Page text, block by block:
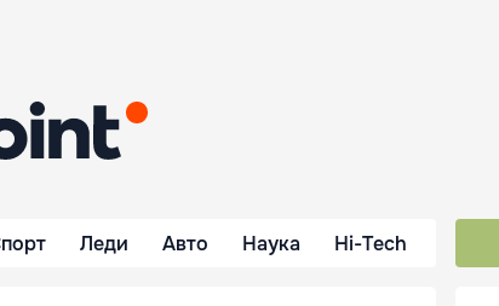
Леди Авто Наука Hi-Tech